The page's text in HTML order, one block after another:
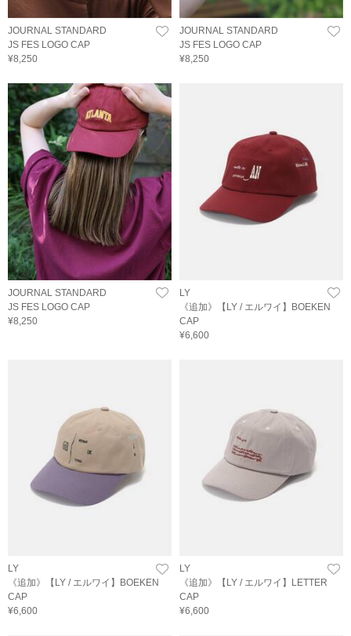
JOURNAL STANDARD
JS FES LOGO CAP
¥8,250
JOURNAL STANDARD
JS FES LOGO CAP
¥8,250
JOURNAL STANDARD
JS FES LOGO CAP
¥8,250
LY
《追加》【LY / エルワイ】BOEKEN
CAP
¥6,600
LY
《追加》【LY / エルワイ】BOEKEN
CAP
¥6,600
LY
《追加》【LY / エルワイ】LETTER
CAP
¥6,600